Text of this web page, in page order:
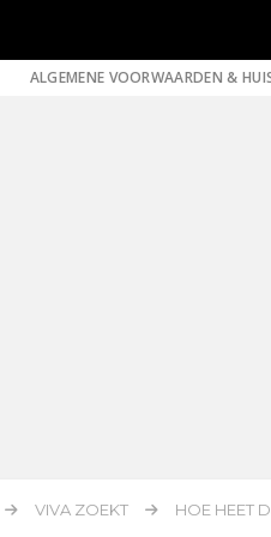
ALGEMENE VOORWAARDEN &
VIVA ZOEKT HOE HEET